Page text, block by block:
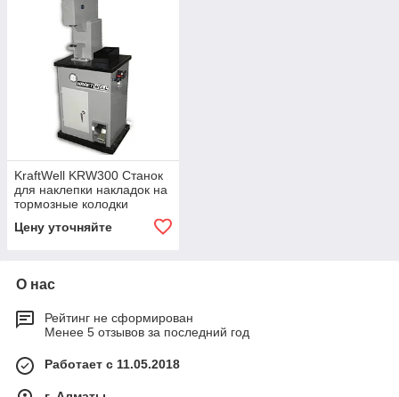
KraftWell KRW300 Станок
для наклепки накладок на
тормозные колодки
Цену уточняйте
О нас
Рейтинг не сформирован
Менее 5 отзывов за последний год
Работает с 11.05.2018